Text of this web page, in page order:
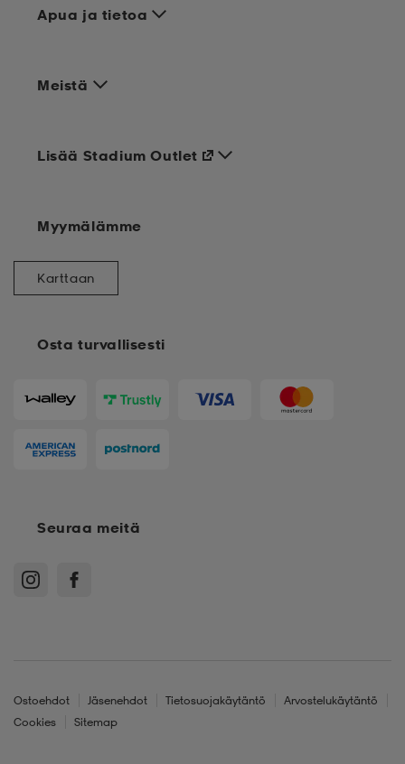
Apua ja tietoa
Meistä
Osta turvallisesti
Lisää Stadium Outlet
Myymälämme
Karttaan
Seuraa meitä
Ostoehdot Jäsenehdot Tietosuojakäytäntö
Arvostelukäytäntö
Cookies
Sitemap